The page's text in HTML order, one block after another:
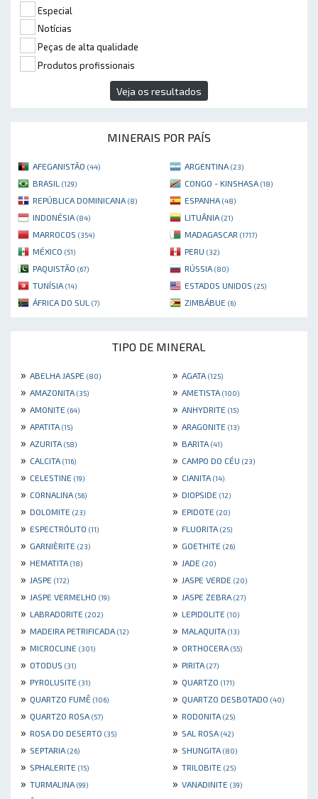
Especial
Notícias
Peças de alta qualidade
Produtos profissionais
Veja os resultados
MINERAIS POR PAÍS
AFEGANISTÃO (44) ARGENTINA (23)
BRASIL (129) CONGO - KINSHASA (18)
REPÚBLICA DOMINICANA (8) ESPANHA (48)
INDONÉSIA (84) LITUÂNIA (21)
MARROCOS (354) MADAGASCAR (1717)
MÉXICO (51) PERU (32)
PAQUISTÃO (67) RÚSSIA (80)
TUNÍSIA (14) ESTADOS UNIDOS (25)
ÁFRICA DO SUL (7) ZIMBÁBUE (6)
TIPO DE MINERAL
» ABELHA JASPE (80) » AGATA (125)
» AMAZONITA (35) » AMETISTA (100)
» AMONITE (64) » ANHYDRITE (15)
» APATITA (15) » ARAGONITE (13)
» AZURITA (58) » BARITA (41)
» CALCITA (116) » CAMPO DO CÉU (23)
» CELESTINE (19) » CIANITA (14)
» CORNALINA (56) » DIOPSIDE (12)
» DOLOMITE (23) » EPIDOTE (20)
» ESPECTRÓLITO (11) » FLUORITA (25)
» GARNIÈRITE (23) » GOETHITE (26)
» HEMATITA (18) » JADE (20)
» JASPE (172) » JASPE VERDE (20)
» JASPE VERMELHO (19) » JASPE ZEBRA (27)
» LABRADORITE (202) » LEPIDOLITE (10)
» MADEIRA PETRIFICADA (12) » MALAQUITA (13)
» MICROCLINE (301) » ORTHOCERA (55)
» OTODUS (31) » PIRITA (27)
» PYROLUSITE (31) » QUARTZO (171)
» QUARTZO FUMÊ (106) » QUARTZO DESBOTADO (40)
» QUARTZO ROSA (57) » RODONITA (25)
» ROSA DO DESERTO (35) » SAL ROSA (42)
» SEPTARIA (26) » SHUNGITA (80)
» SPHALERITE (15) » TRILOBITE (25)
» TURMALINA (99) » VANADINITE (39)